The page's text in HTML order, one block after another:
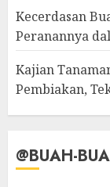
Kecerdasan
Peranannya
Kajian
Pembiakan,
@BUAH-